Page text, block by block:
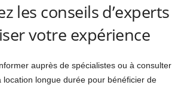
les conseils d’experts
votre expérience
auprès de spécialistes ou à consulter
location longue durée pour bénéficier de